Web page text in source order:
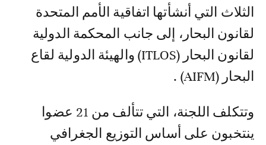
الثلاث التي أنشأتها اتفاقية الأمم المتحدة
لقانون البحار، إلى جانب المحكمة الدولية
لقانون البحار (ITLOS) والهيئة الدولية لقاع
البحار (AIFM) .
وتتكلف اللجنة، التي تتألف من 21 عضوا
ينتخبون على أساس التوزيع الجغرافي